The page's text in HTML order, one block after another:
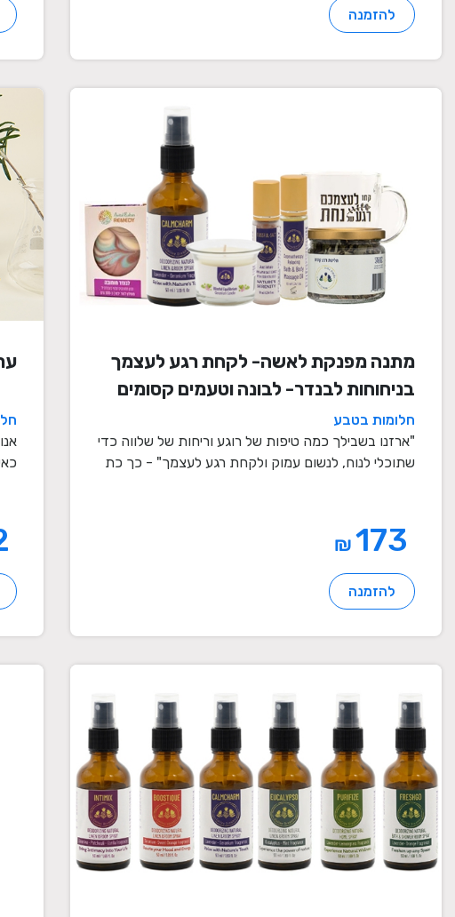
להזמנה
מתנה מפנקת לאשה- לקחת רגע לעצמך
בניחוחות לבנדר- לבונה וטעמים קסומים
חלומות בטבע
"ארזנו בשבילך כמה טיפות של רוגע וריחות של שלווה כדי
שתוכלי לנוח, לנשום עמוק ולקחת רגע לעצמך" - כך כת
₪
להזמנה